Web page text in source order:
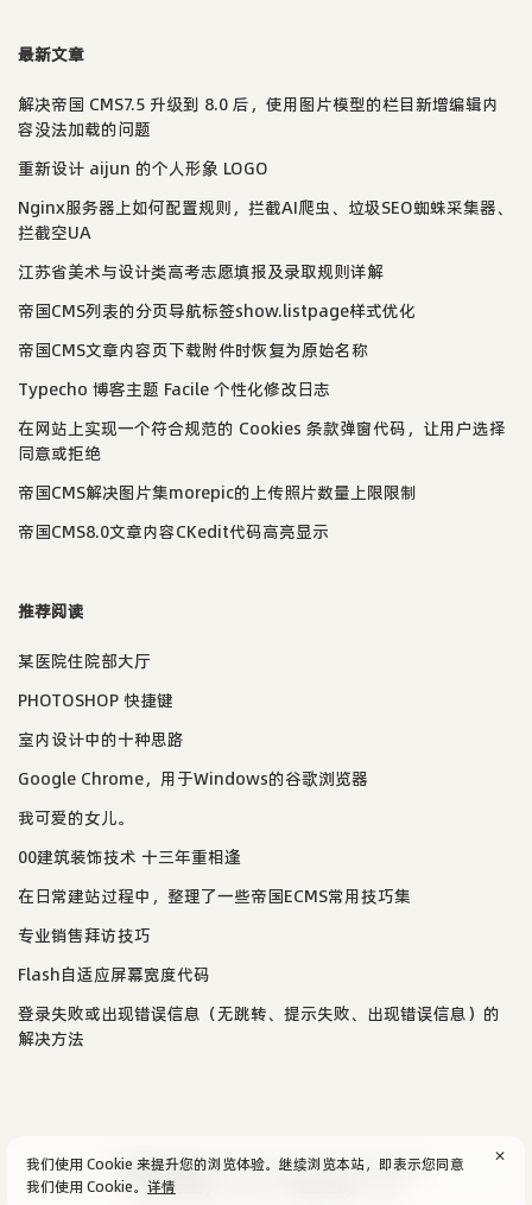
最新文章
解决帝国 CMS7.5 升级到 8.0 后，使用图片模型的栏目新增编辑内
容没法加载的问题
重新设计 aijun 的个人形象 LOGO
Nginx服务器上如何配置规则，拦截AI爬虫、垃圾SEO蜘蛛采集器、
拦截空UA
江苏省美术与设计类高考志愿填报及录取规则详解
帝国CMS列表的分页导航标签show.listpage样式优化
帝国CMS文章内容页下载附件时恢复为原始名称
Typecho 博客主题 Facile 个性化修改日志
在网站上实现一个符合规范的 Cookies 条款弹窗代码，让用户选择
同意或拒绝
帝国CMS解决图片集morepic的上传照片数量上限限制
帝国CMS8.0文章内容CKedit代码高亮显示
推荐阅读
某医院住院部大厅
PHOTOSHOP 快捷键
室内设计中的十种思路
Google Chrome，用于Windows的谷歌浏览器
我可爱的女儿。
00建筑装饰技术 十三年重相逢
在日常建站过程中，整理了一些帝国ECMS常用技巧集
专业销售拜访技巧
Flash自适应屏幕宽度代码
登录失败或出现错误信息（无跳转、提示失败、出现错误信息）的
解决方法
© 2004-2026aijun's blog/SiteMap.隐私政策
Powered by:
✕
我们使用 Cookie 来提升您的浏览体验。继续浏览本站，即表示您同意
我们使用 Cookie。 详情